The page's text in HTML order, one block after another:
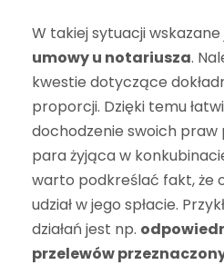
W takiej sytuacji wskazane
umowy u notariusza.
kwestie dotyczące
proporcji. Dzięki temu
dochodzenie swoich praw
para żyjąca w
warto podkreślać fakt, że
udział w jego spłacie.
działań jest np.
przelewów